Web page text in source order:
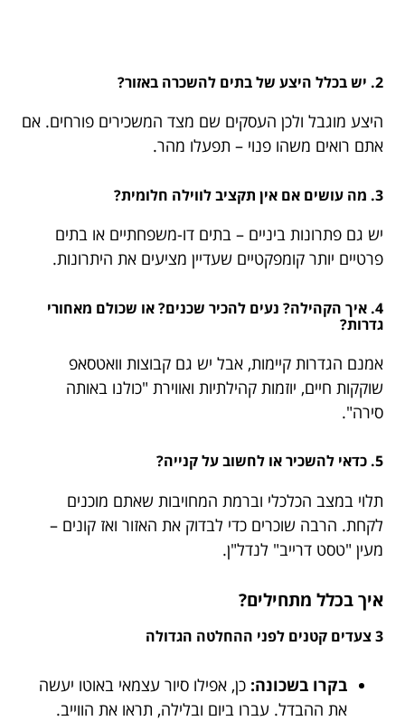
2. יש בכלל היצע של בתים להשכרה באזור?
היצע מוגבל ולכן העסקים שם מצד המשכירים פורחים. אם
אתם רואים משהו פנוי – תפעלו מהר.
3. מה עושים אם אין תקציב לווילה חלומית?
יש גם פתרונות ביניים – בתים דו-משפחתיים או בתים
פרטיים יותר קומפקטיים שעדיין מציעים את היתרונות.
4. איך הקהילה? נעים להכיר שכנים? או שכולם מאחורי
גדרות?
אמנם הגדרות קיימות, אבל יש גם קבוצות וואטסאפ
שוקקות חיים, יוזמות קהילתיות ואווירת "כולנו באותה
סירה".
5. כדאי להשכיר או לחשוב על קנייה?
תלוי במצב הכלכלי וברמת המחויבות שאתם מוכנים
לקחת. הרבה שוכרים כדי לבדוק את האזור ואז קונים –
מעין "טסט דרייב" לנדל"ן.
איך בכלל מתחילים?
3 צעדים קטנים לפני ההחלטה הגדולה
בקרו בשכונה: כן, אפילו סיור עצמאי באוטו יעשה
את ההבדל. עברו ביום ובלילה, תראו את הווייב.